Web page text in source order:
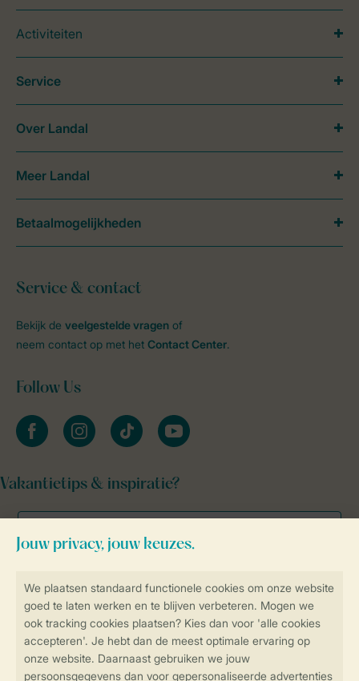
Veilig en snel online boeken
Veilige gegevensoverdracht
Activiteiten
Service & contact
Bekijk de veelgestelde vragen of
neem contact op met het Contact Center.
Follow Us
facebookinstagramtiktok youtube
Vakantietips & inspiratie?
Service
Over Landal
Meer Landal
Betaalmogelijkheden